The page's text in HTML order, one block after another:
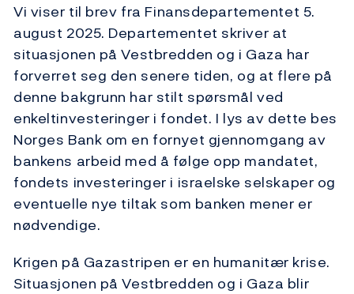
Vi viser til brev fra Finansdepartementet 5.
august 2025. Departementet skriver at
situasjonen på Vestbredden og i Gaza har
forverret seg den senere tiden, og at flere på
denne bakgrunn har stilt spørsmål ved
enkeltinvesteringer i fondet. I lys av dette bes
Norges Bank om en fornyet gjennomgang av
bankens arbeid med å følge opp mandatet,
fondets investeringer i israelske selskaper og
eventuelle nye tiltak som banken mener er
nødvendige.
Krigen på Gazastripen er en humanitær krise.
Situasjonen på Vestbredden og i Gaza blir